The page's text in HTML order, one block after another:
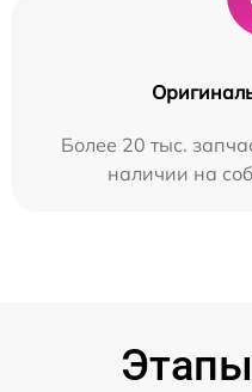
Более 20 тыс.
наличии на